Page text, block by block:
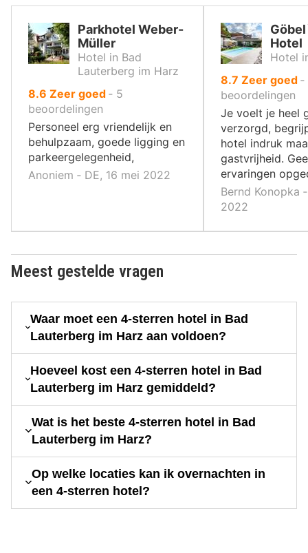
Parkhotel Weber-
Müller
Hotel in Bad
Lauterberg im Harz
8.6 uit
10
,
Zeer goed ‐ 5
beoordelingen
Personeel erg vriendelijk en
behulpzaam, goede ligging en
parkeergelegenheid,
Anoniem ‐ DE, 16 mei 2022
Hotel
Hotel
8.7 uit
10
,
Zeer goed ‐
beoordelingen
Je voelt je heel
verzorgd,
hotel indruk
gastvrijheid.
ervaringen
Bernd Konopka
2022
Meest gestelde vragen
Waar moet een 4-sterren hotel in Bad
Lauterberg im Harz aan voldoen?
Hoeveel kost een 4-sterren hotel in Bad
Lauterberg im Harz gemiddeld?
Wat is het beste 4-sterren hotel in Bad
Lauterberg im Harz?
Op welke locaties kan ik overnachten in
een 4-sterren hotel?